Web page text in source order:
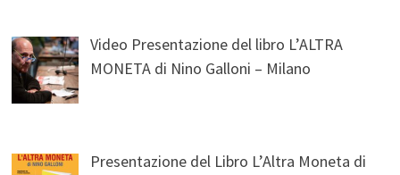
Video Presentazione del libro L’ALTRA
MONETA di Nino Galloni – Milano
Presentazione del Libro L’Altra Moneta di